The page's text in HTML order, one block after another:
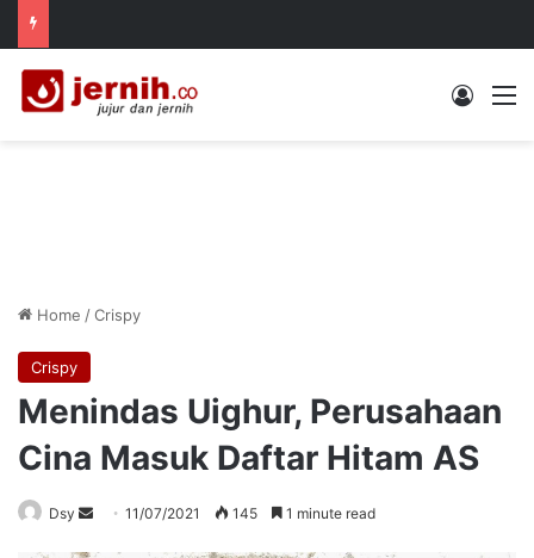
Log In
Home /Crispy
Crispy
Menindas Uighur, Perusahaan
Cina Masuk Daftar Hitam AS
Dsy
Send11/07/2021 145 1 minute read